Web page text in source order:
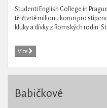
Studenti English College in
tři čtvrtě milionu korun pro
kluky a dívky z Romských rodin.
Více
Babičkové